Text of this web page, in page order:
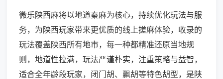
微乐陕西麻将以地道秦麻为核心，持续优化玩法与服
务，为陕西玩家带来更优质的线上搓麻体验，收录的
玩法覆盖陕西所有地市，每一种都精准还原当地规
则，地道性拉满，玩法严谨朴实，注重策略与益智，
适合全年龄段玩家，闭门胡、飘胡等特色胡型，是陕